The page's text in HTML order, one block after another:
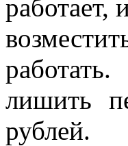
работает,
лишить
рублей.